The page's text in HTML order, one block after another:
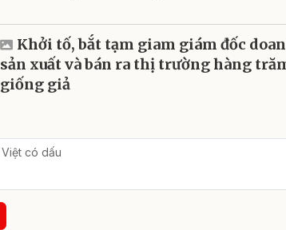
Khởi tố, bắt tạm giam giám đốc
sản xuất và bán ra thị trường hàng
giống giả